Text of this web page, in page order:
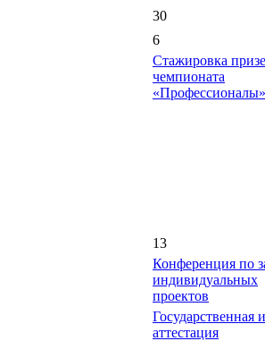
30
6
Стажировка
чемпионата
13
Конференция по
индивидуальных
проектов
Государственная
аттестация